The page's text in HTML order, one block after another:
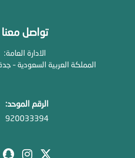
تواصل معنا
الادارة العامة:
المملكة العربية السعودية – جدة
الرقم الموحد:
920033394